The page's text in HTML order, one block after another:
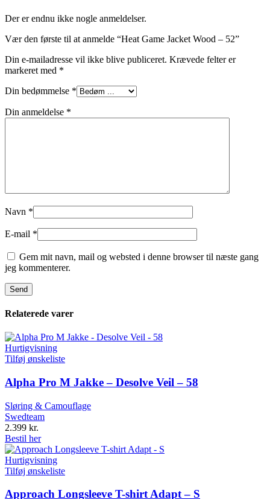
Der er endnu ikke nogle anmeldelser.
Vær den første til at anmelde “Heat Game Jacket Wood – 52”
Din e-mailadresse vil ikke blive publiceret. Krævede felter er
markeret med *
Din bedømmelse *
Din anmeldelse *
Navn *
E-mail *
Gem mit navn, mail og websted i denne browser til næste gang
jeg kommenterer.
Relaterede varer
Hurtigvisning
Tilføj ønskeliste
Alpha Pro M Jakke – Desolve Veil – 58
Sløring & Camouflage
Swedteam
2.399 kr.
Bestil her
Hurtigvisning
Tilføj ønskeliste
Approach Longsleeve T-shirt Adapt – S